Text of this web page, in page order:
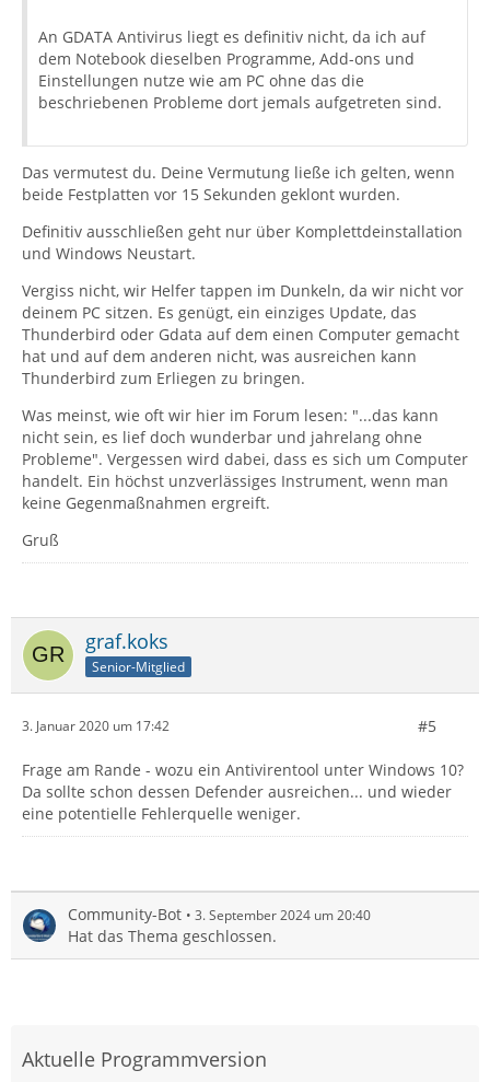
An GDATA Antivirus liegt es definitiv nicht, da ich auf
dem Notebook dieselben Programme, Add-ons und
Einstellungen nutze wie am PC ohne das die
beschriebenen Probleme dort jemals aufgetreten sind.
Das vermutest du. Deine Vermutung ließe ich gelten, wenn
beide Festplatten vor 15 Sekunden geklont wurden.
Definitiv ausschließen geht nur über Komplettdeinstallation
und Windows Neustart.
Vergiss nicht, wir Helfer tappen im Dunkeln, da wir nicht vor
deinem PC sitzen. Es genügt, ein einziges Update, das
Thunderbird oder Gdata auf dem einen Computer gemacht
hat und auf dem anderen nicht, was ausreichen kann
Thunderbird zum Erliegen zu bringen.
Was meinst, wie oft wir hier im Forum lesen: "...das kann
nicht sein, es lief doch wunderbar und jahrelang ohne
Probleme". Vergessen wird dabei, dass es sich um Computer
handelt. Ein höchst unzverlässiges Instrument, wenn man
keine Gegenmaßnahmen ergreift.
Gruß
graf.koks
Senior-Mitglied
3. Januar 2020 um 17:42 #5
Frage am Rande - wozu ein Antivirentool unter Windows 10?
Da sollte schon dessen Defender ausreichen... und wieder
eine potentielle Fehlerquelle weniger.
Community-Bot 3. September 2024 um 20:40
Hat das Thema geschlossen.
Aktuelle Programmversion